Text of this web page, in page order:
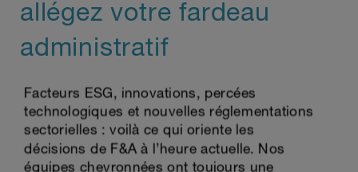
allégez votre fardeau
administratif